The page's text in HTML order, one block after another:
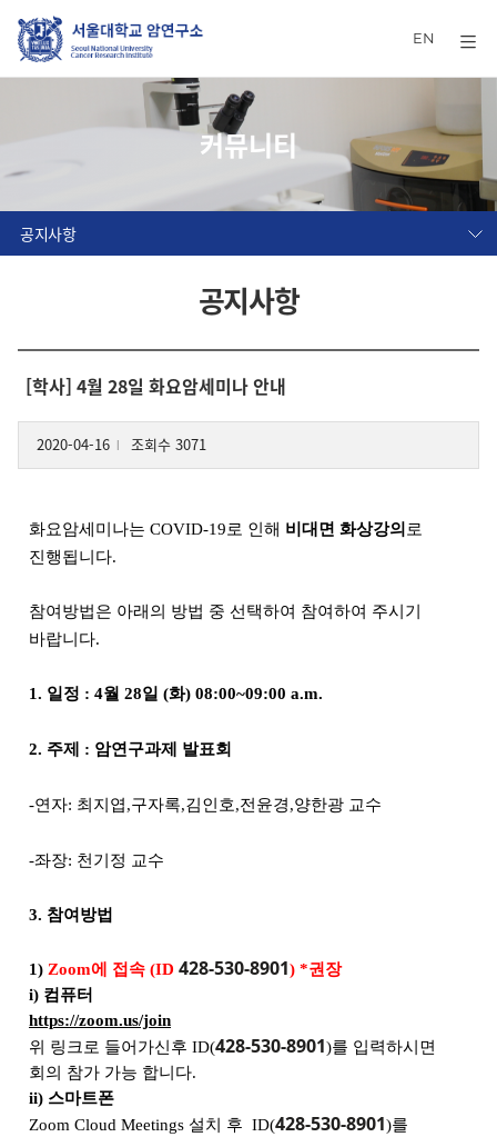
EN
커뮤니티
공지사항
공지사항
[학사] 4월 28일 화요암세미나 안내
2020-04-16 조회수 3071
화요암세미나는 COVID-19로 인해 비대면 화상강의 로
진행됩니다.
참여방법은 아래의 방법 중 선택하여 참여하여 주시기
바랍니다.
1. 일정 : 4월 28일 (화) 08:00~09:00 a.m.
2. 주제 : 암연구과제 발표회
-연자: 최지엽,구자록,김인호,전윤경,양한광 교수
-좌장: 천기정 교수
3. 참여방법
1) Zoom에 접속 (ID 428-530-8901) *권장
i) 컴퓨터
https://zoom.us/join
위 링크로 들어가신후 ID(428-530-8901)를 입력하시면
회의 참가 가능 합니다.
ii) 스마트폰
Zoom Cloud Meetings 설치 후 ID(428-530-8901)를